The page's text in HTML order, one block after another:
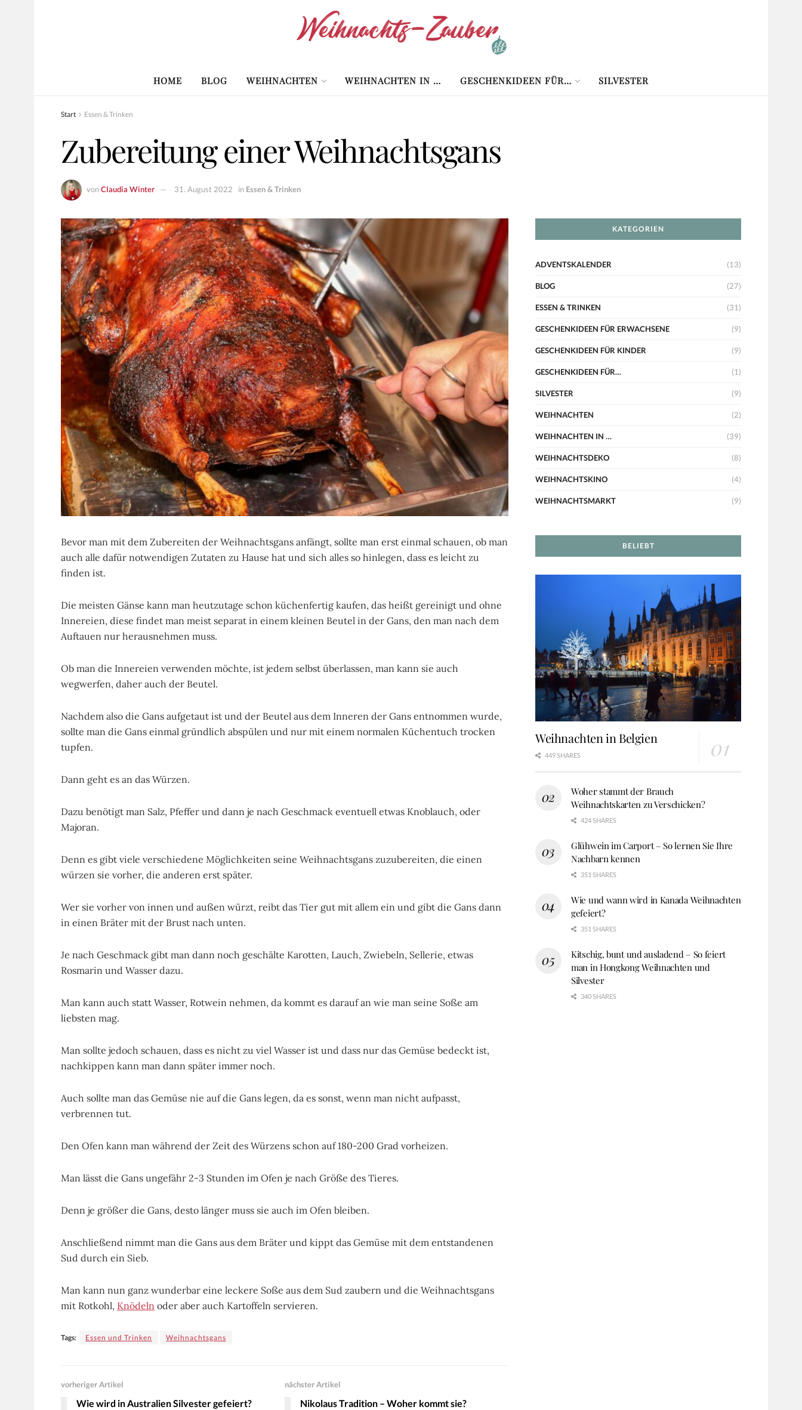
HOME BLOG WEIHNACHTEN WEIHNACHTEN IN … GESCHENKIDEEN FÜR… SILVESTER
Start Essen & Trinken
Zubereitung einer Weihnachtsgans
vonClaudia Winter 31. August 2022 in Essen & Trinken
Bevor man mit dem Zubereiten der Weihnachtsgans anfängt, sollte man erst einmal schauen, ob man
auch alle dafür notwendigen Zutaten zu Hause hat und sich alles so hinlegen, dass es leicht zu
finden ist.
Die meisten Gänse kann man heutzutage schon küchenfertig kaufen, das heißt gereinigt und ohne
Innereien, diese findet man meist separat in einem kleinen Beutel in der Gans, den man nach dem
Auftauen nur herausnehmen muss.
Ob man die Innereien verwenden möchte, ist jedem selbst überlassen, man kann sie auch
wegwerfen, daher auch der Beutel.
Nachdem also die Gans aufgetaut ist und der Beutel aus dem Inneren der Gans entnommen wurde,
sollte man die Gans einmal gründlich abspülen und nur mit einem normalen Küchentuch trocken
tupfen.
Dann geht es an das Würzen.
Dazu benötigt man Salz, Pfeffer und dann je nach Geschmack eventuell etwas Knoblauch, oder
Majoran.
Denn es gibt viele verschiedene Möglichkeiten seine Weihnachtsgans zuzubereiten, die einen
würzen sie vorher, die anderen erst später.
Wer sie vorher von innen und außen würzt, reibt das Tier gut mit allem ein und gibt die Gans dann
in einen Bräter mit der Brust nach unten.
Je nach Geschmack gibt man dann noch geschälte Karotten, Lauch, Zwiebeln, Sellerie, etwas
Rosmarin und Wasser dazu.
Man kann auch statt Wasser, Rotwein nehmen, da kommt es darauf an wie man seine Soße am
liebsten mag.
Man sollte jedoch schauen, dass es nicht zu viel Wasser ist und dass nur das Gemüse bedeckt ist,
nachkippen kann man dann später immer noch.
Auch sollte man das Gemüse nie auf die Gans legen, da es sonst, wenn man nicht aufpasst,
verbrennen tut.
Den Ofen kann man während der Zeit des Würzens schon auf 180-200 Grad vorheizen.
Man lässt die Gans ungefähr 2-3 Stunden im Ofen je nach Größe des Tieres.
Denn je größer die Gans, desto länger muss sie auch im Ofen bleiben.
Anschließend nimmt man die Gans aus dem Bräter und kippt das Gemüse mit dem entstandenen
Sud durch ein Sieb.
Man kann nun ganz wunderbar eine leckere Soße aus dem Sud zaubern und die Weihnachtsgans
mit Rotkohl, Knödeln oder aber auch Kartoffeln servieren.
Tags: Essen und Trinken Weihnachtsgans
vorheriger Artikel
Wie wird in Australien Silvester gefeiert?
nächster Artikel
Nikolaus Tradition – Woher kommt sie?
KATEGORIEN
ADVENTSKALENDER (13)
BLOG (27)
ESSEN & TRINKEN (31)
GESCHENKIDEEN FÜR ERWACHSENE (9)
GESCHENKIDEEN FÜR KINDER (9)
GESCHENKIDEEN FÜR… (1)
SILVESTER (9)
WEIHNACHTEN (2)
WEIHNACHTEN IN … (39)
WEIHNACHTSDEKO (8)
WEIHNACHTSKINO (4)
WEIHNACHTSMARKT (9)
BELIEBT
Weihnachten in Belgien
449 SHARES
Woher stammt der Brauch
Weihnachtskarten zu Verschicken?
424 SHARES
Glühwein im Carport – So lernen Sie Ihre
Nachbarn kennen
351 SHARES
Wie und wann wird in Kanada Weihnachten
gefeiert?
351 SHARES
Kitschig, bunt und ausladend – So feiert
man in Hongkong Weihnachten und
Silvester
340 SHARES